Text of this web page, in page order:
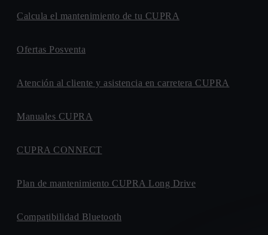
Calcula el mantenimiento de tu CUPRA
Ofertas Posventa
Atención al cliente y asistencia en carretera CUPRA
Manuales CUPRA
CUPRA CONNECT
Plan de mantenimiento CUPRA Long Drive
Compatibilidad Bluetooth